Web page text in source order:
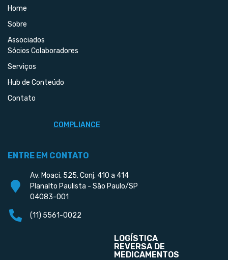
Home
Sobre
Associados
Sócios Colaboradores
Serviços
Hub de Conteúdo
Contato
COMPLIANCE
ENTRE EM CONTATO
Av. Moaci, 525, Conj. 410 a 414
Planalto Paulista - São Paulo/SP
04083-001
(11) 5561-0022
LOGÍSTICA
REVERSA DE
MEDICAMENTOS